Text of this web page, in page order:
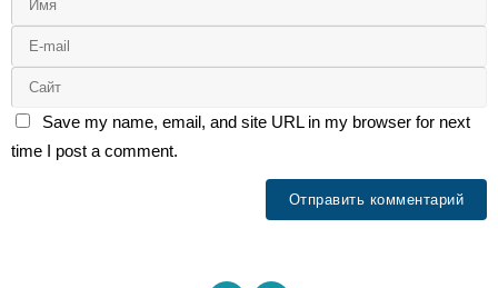
Save my name, email, and site URL in my browser for next
time I post a comment.